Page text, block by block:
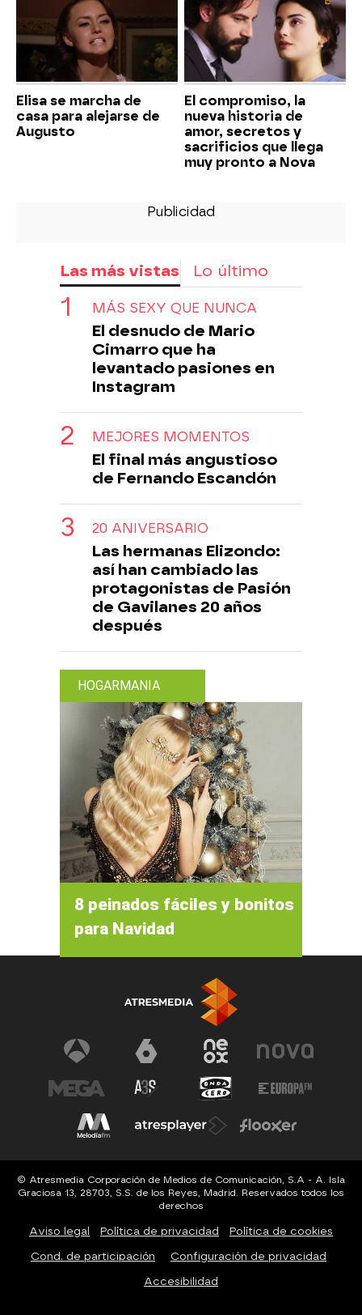
Elisa se marcha de
casa para alejarse de
Augusto
El compromiso, la
nueva historia de
amor, secretos y
sacrificios que llega
muy pronto a Nova
Las más vistas Lo último
MÁS SEXY QUE NUNCA
El desnudo de Mario
Cimarro que ha
levantado pasiones en
Instagram
MEJORES MOMENTOS
El final más angustioso
de Fernando Escandón
20 ANIVERSARIO
Las hermanas Elizondo:
así han cambiado las
protagonistas de Pasión
de Gavilanes 20 años
después
HOGARMANIA
8 peinados fáciles y bonitos
para Navidad
© Atresmedia Corporación de Medios de Comunicación, S.A - A. Isla
Graciosa 13, 28703, S.S. de los Reyes, Madrid. Reservados todos los
derechos
Aviso legal Política de privacidad Política de cookies
Cond. de participación Configuración de privacidad
Accesibilidad